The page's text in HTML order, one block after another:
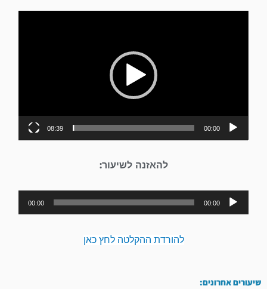
00:00
08:39
להאזנה לשיעור:
נגן
אודיו
00:00
00:00
להורדת ההקלטה לחץ כאן
שיעורים אחרונים: